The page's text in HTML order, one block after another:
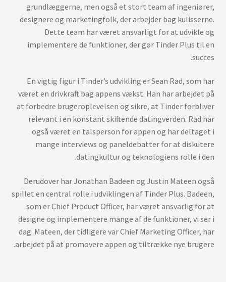
grundlæggerne, men også et stort team af ingeniører,
designere og marketingfolk, der arbejder bag kulisserne.
Dette team har været ansvarligt for at udvikle og
implementere de funktioner, der gør Tinder Plus til en
succes.
En vigtig figur i Tinder’s udvikling er Sean Rad, som har
været en drivkraft bag appens vækst. Han har arbejdet på
at forbedre brugeroplevelsen og sikre, at Tinder forbliver
relevant i en konstant skiftende datingverden. Rad har
også været en talsperson for appen og har deltaget i
mange interviews og paneldebatter for at diskutere
datingkultur og teknologiens rolle i den.
Derudover har Jonathan Badeen og Justin Mateen også
spillet en central rolle i udviklingen af Tinder Plus. Badeen,
som er Chief Product Officer, har været ansvarlig for at
designe og implementere mange af de funktioner, vi ser i
dag. Mateen, der tidligere var Chief Marketing Officer, har
arbejdet på at promovere appen og tiltrække nye brugere.